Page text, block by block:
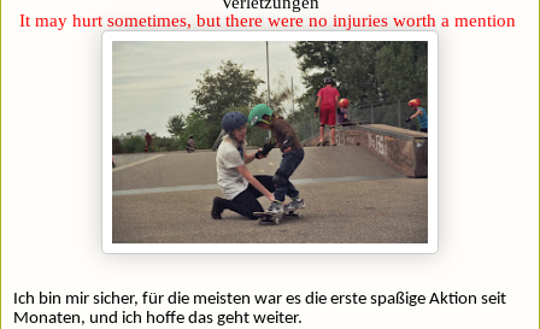
It may hurt sometimes, but there were no injuries worth a mention
Ich bin mir sicher, für die meisten war es die erste spaßige Aktion seit
Monaten, und ich hoffe das geht weiter.